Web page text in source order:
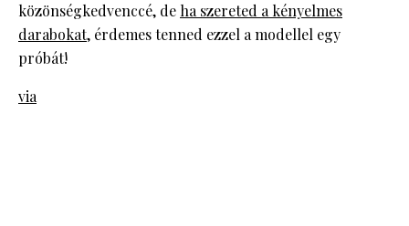
közönségkedvenccé, de ha szereted a kényelmes
darabokat, érdemes tenned ezzel a modellel egy
próbát!
via